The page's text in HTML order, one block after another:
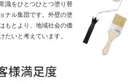
識をひとつひとつ塗り替
ナル集団です。外壁の塗
もとより、地域社会の価
たいと考えています。